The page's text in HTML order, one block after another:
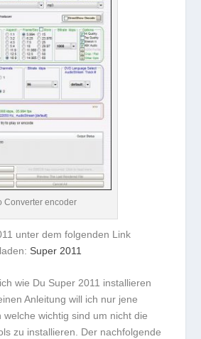
Converter encoder
unter dem folgenden Link
Super 2011
wie Du Super 2011 installieren
Anleitung will ich nur jene
welche wichtig sind um nicht die
zu installieren. Der nachfolgende